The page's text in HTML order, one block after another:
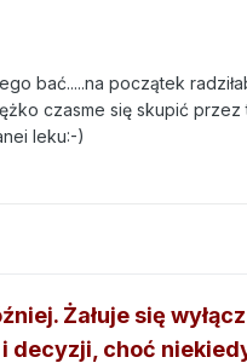
bać.....na początek
czasme się skupić przez
leku:-)
Żałuje się
decyzji, choć